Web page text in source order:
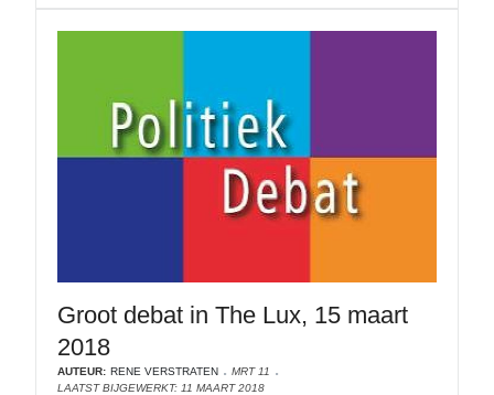
Groot debat in The Lux, 15 maart
2018
AUTEUR: RENE VERSTRATEN
MRT 11
LAATST BIJGEWERKT: 11 MAART 2018